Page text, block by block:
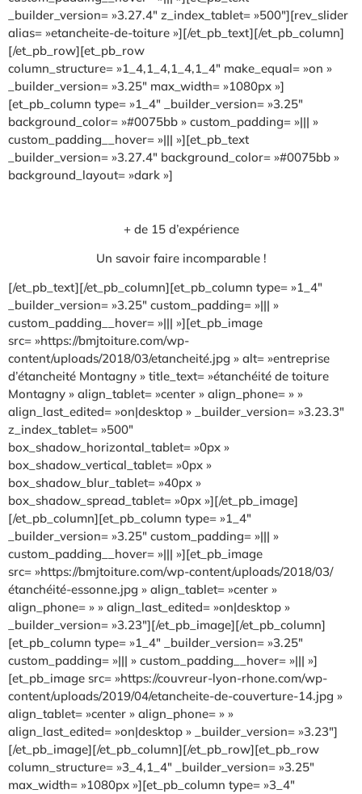
_builder_version= »3.27.4″ z_index_tablet= »500″][rev_slider
alias= »etancheite-de-toiture »][/et_pb_text][/et_pb_column]
[/et_pb_row][et_pb_row
column_structure= »1_4,1_4,1_4,1_4″ make_equal= »on »
_builder_version= »3.25″ max_width= »1080px »]
[et_pb_column type= »1_4″ _builder_version= »3.25″
background_color= »#0075bb » custom_padding= »||| »
custom_padding__hover= »||| »][et_pb_text
_builder_version= »3.27.4″ background_color= »#0075bb »
background_layout= »dark »]
+ de 15 d’expérience
Un savoir faire incomparable !
[/et_pb_text][/et_pb_column][et_pb_column type= »1_4″
_builder_version= »3.25″ custom_padding= »||| »
custom_padding__hover= »||| »][et_pb_image
src= »https://bmjtoiture.com/wp-
content/uploads/2018/03/etancheité.jpg » alt= »entreprise
d’étancheité Montagny » title_text= »étanchéité de toiture
Montagny » align_tablet= »center » align_phone= » »
align_last_edited= »on|desktop » _builder_version= »3.23.3″
z_index_tablet= »500″
box_shadow_horizontal_tablet= »0px »
box_shadow_vertical_tablet= »0px »
box_shadow_blur_tablet= »40px »
box_shadow_spread_tablet= »0px »][/et_pb_image]
[/et_pb_column][et_pb_column type= »1_4″
_builder_version= »3.25″ custom_padding= »||| »
custom_padding__hover= »||| »][et_pb_image
src= »https://bmjtoiture.com/wp-content/uploads/2018/03/
étanchéité-essonne.jpg » align_tablet= »center »
align_phone= » » align_last_edited= »on|desktop »
_builder_version= »3.23″][/et_pb_image][/et_pb_column]
[et_pb_column type= »1_4″ _builder_version= »3.25″
custom_padding= »||| » custom_padding__hover= »||| »]
[et_pb_image src= »https://couvreur-lyon-rhone.com/wp-
content/uploads/2019/04/etancheite-de-couverture-14.jpg »
align_tablet= »center » align_phone= » »
align_last_edited= »on|desktop » _builder_version= »3.23″]
[/et_pb_image][/et_pb_column][/et_pb_row][et_pb_row
column_structure= »3_4,1_4″ _builder_version= »3.25″
max_width= »1080px »][et_pb_column type= »3_4″